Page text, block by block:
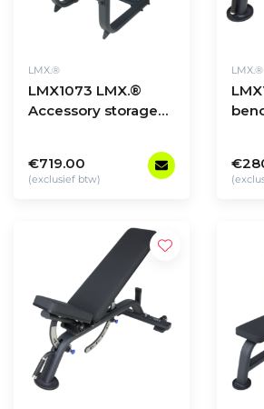
LMX.®
LMX1073 LMX.®
Accessory storage
€719.00
(exclusief btw)
LMX.®